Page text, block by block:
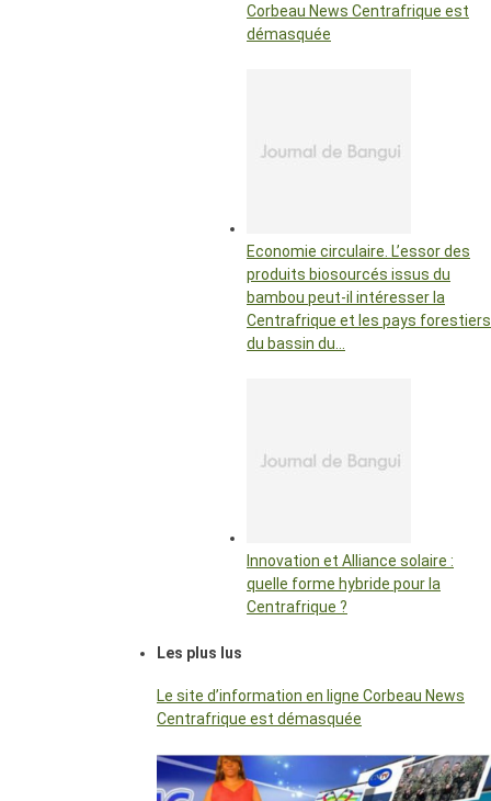
Corbeau News Centrafrique est
démasquée
Economie circulaire. L’essor des
produits biosourcés issus du
bambou peut-il intéresser la
Centrafrique et les pays forestiers
du bassin du…
Innovation et Alliance solaire :
quelle forme hybride pour la
Centrafrique ?
Les plus lus
Le site d’information en ligne Corbeau News
Centrafrique est démasquée